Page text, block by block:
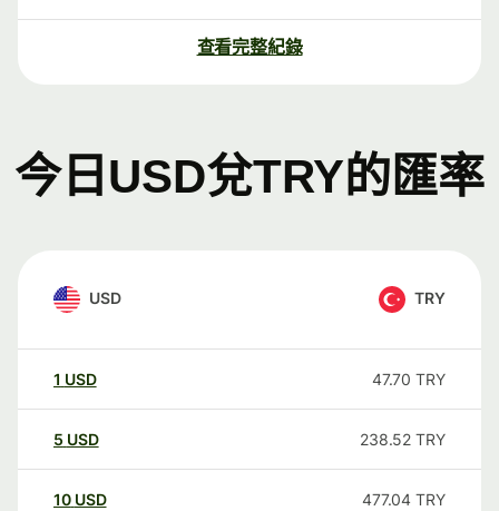
查看完整紀錄
今日USD兌TRY的匯率
USD TRY
1 USD 47.70 TRY
5 USD 238.52 TRY
10 USD 477.04 TRY